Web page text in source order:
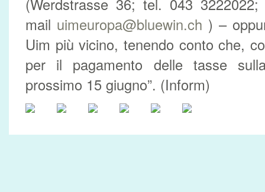
(Werdstrasse 36; tel. 043
mail uimeuropa@bluewin.ch ) –
Uim più vicino, tenendo conto che,
per il pagamento delle tasse
prossimo 15 giugno”. (Inform)